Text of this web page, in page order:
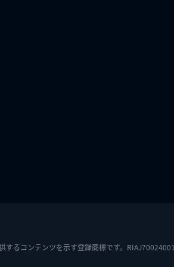
するコンテンツを示す登録商標です。RIAJ70024001